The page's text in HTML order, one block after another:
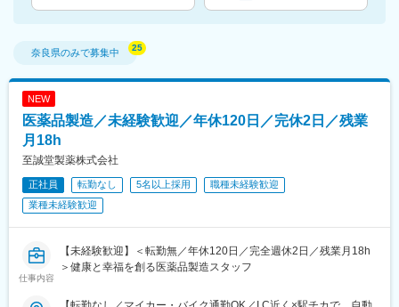
奈良県のみで募集中
NEW
医薬品製造／未経験歓迎／年休120日／完休2日／残業
月18h
至誠堂製薬株式会社
正社員 転勤なし 5名以上採用
職種未経験歓迎
業種未経験歓迎
仕事内容
【未経験歓迎】＜転勤無／年休120日／完全週休2日／残業月18h
＞健康と幸福を創る医薬品製造スタッフ